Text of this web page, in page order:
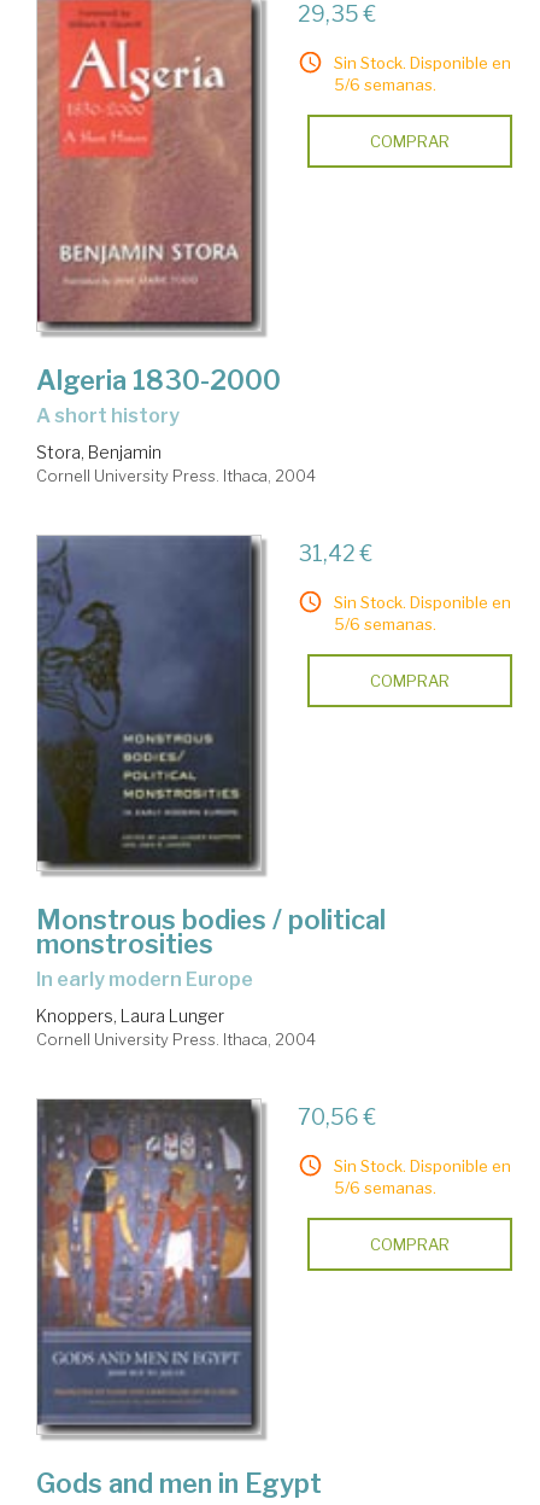
29,35 €
Sin Stock. Disponible en
5/6 semanas.
COMPRAR
Algeria 1830-2000
a short history
Stora, Benjamin
Cornell University Press. Ithaca, 2004
31,42 €
Sin Stock. Disponible en
5/6 semanas.
COMPRAR
Monstrous bodies / political
monstrosities
in early modern Europe
Knoppers, Laura Lunger
Cornell University Press. Ithaca, 2004
70,56 €
Sin Stock. Disponible en
5/6 semanas.
COMPRAR
Gods and men in Egypt